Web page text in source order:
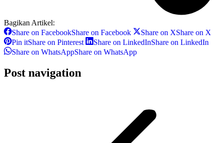
Bagikan Artikel:
Share on FacebookShare on Facebook Share on XShare on X
Pin itShare on Pinterest Share on LinkedInShare on LinkedIn
Share on WhatsAppShare on WhatsApp
Post navigation